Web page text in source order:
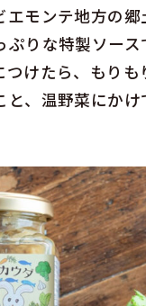
モンテ地方の
りな特製ソース
けたら、もりも
、温野菜にか